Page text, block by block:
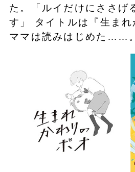
た。「ルイだけにささげ
す」 タイトルは『生まれ
ママは読みはじめた……。